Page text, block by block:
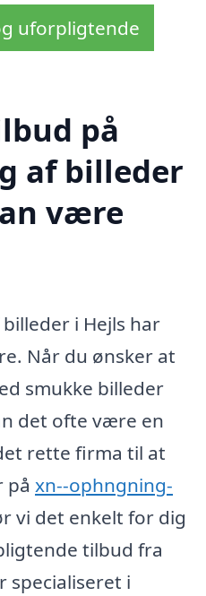
uforpligtende
på
af billeder
være
i Hejls har
Når du ønsker at
smukke billeder
det ofte være en
rette firma til at
på xn--ophngning-
vi det enkelt for dig
tilbud fra
specialiseret i